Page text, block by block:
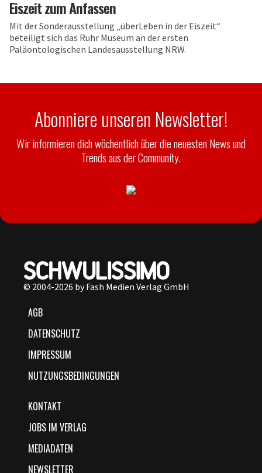
Eiszeit zum Anfassen
Mit der Sonderausstellung „überLeben in der Eiszeit“
beteiligt sich das Ruhr Museum an der ersten
Paläontologischen Landesausstellung NRW.
Abonniere unseren Newsletter!
Wir informieren dich wöchentlich über die neuesten News und
Trends aus der Community.
© 2004-2026 by Fash Medien Verlag GmbH
AGB
DATENSCHUTZ
IMPRESSUM
NUTZUNGSBEDINGUNGEN
KONTAKT
JOBS IM VERLAG
MEDIADATEN
NEWSLETTER